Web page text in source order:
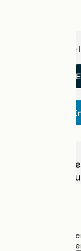
Haben Sie
Wählen,
Ihr
Der nationale
offizielle